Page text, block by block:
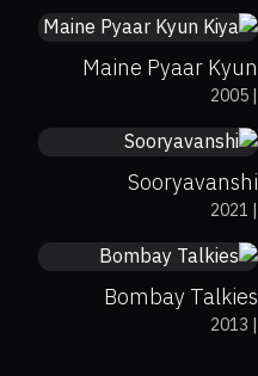
Maine Pyaar Kyun
Kiya|
2005
6.5
Sooryavanshi
|
2021
6.7
78%
Bombay Talkies
|
2013
4.7